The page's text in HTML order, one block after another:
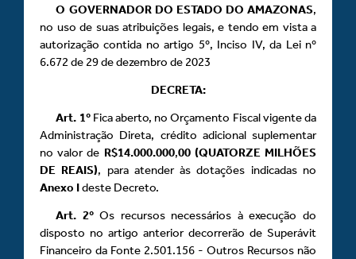
O GOVERNADOR DO ESTADO DO AMAZONAS,
no uso de suas atribuições legais, e tendo em vista a
autorização contida no artigo 5º, Inciso IV, da Lei nº
6.672 de 29 de dezembro de 2023
DECRETA:
Art. 1ºFica aberto, no Orçamento Fiscal vigente da
Administração Direta, crédito adicional suplementar
no valor de R$14.000.000,00 (QUATORZE MILHÕES
DE REAIS), para atender às dotações indicadas no
Anexo Ideste Decreto.
Art. 2ºOs recursos necessários à execução do
disposto no artigo anterior decorrerão de Superávit
Financeiro da Fonte 2.501.156 - Outros Recursos não